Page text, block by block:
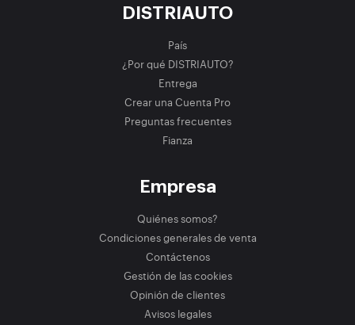
DISTRIAUTO
País
¿Por qué DISTRIAUTO?
Entrega
Crear una Cuenta Pro
Preguntas frecuentes
Fianza
Empresa
Quiénes somos?
Condiciones generales de venta
Contáctenos
Gestión de las cookies
Opinión de clientes
Avisos legales